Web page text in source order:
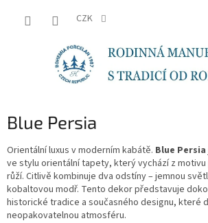
CZK
Blue Persia
Orientální luxus v moderním kabátě. Blue Persia
ve stylu orientální tapety, který vychází z
růží. Citlivě kombinuje dva odstíny – jemnou
kobaltovou modř. Tento dekor představuje
historické tradice a současného designu, které
neopakovatelnou atmosféru.